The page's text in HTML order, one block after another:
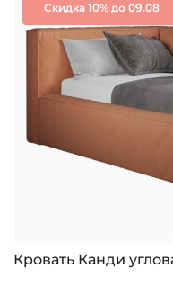
Скидка 10% до 09.08
Кровать Канди